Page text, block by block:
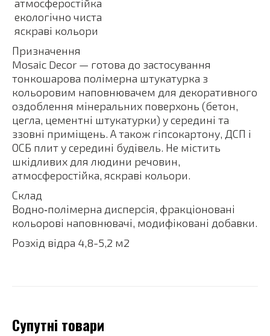
 атмосферостійка
 екологічно чиста
 яскраві кольори
Призначення
Mosaic Decor — готова до застосування
тонкошарова полімерна штукатурка з
кольоровим наповнювачем для декоративного
оздоблення мінеральних поверхонь (бетон,
цегла, цементні штукатурки) у середині та
ззовні приміщень. А також гіпсокартону, ДСП і
ОСБ плит у середині будівель. Не містить
шкідливих для людини речовин,
атмосферостійка, яскраві кольори.
Склад
Водно‑полімерна дисперсія, фракціоновані
кольорові наповнювачі, модифіковані добавки.
Розхід відра 4,8-5,2 м2
Супутні товари